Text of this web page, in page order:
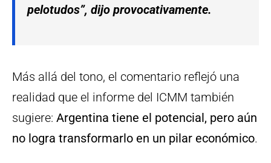
pelotudos”, dijo provocativamente.
Más allá del tono, el comentario reflejó una
realidad que el informe del ICMM también
sugiere: Argentina tiene el potencial, pero aún
no logra transformarlo en un pilar económico.